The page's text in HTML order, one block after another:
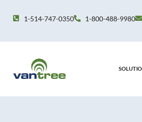
1-514-747-0350 1-800-488-9980